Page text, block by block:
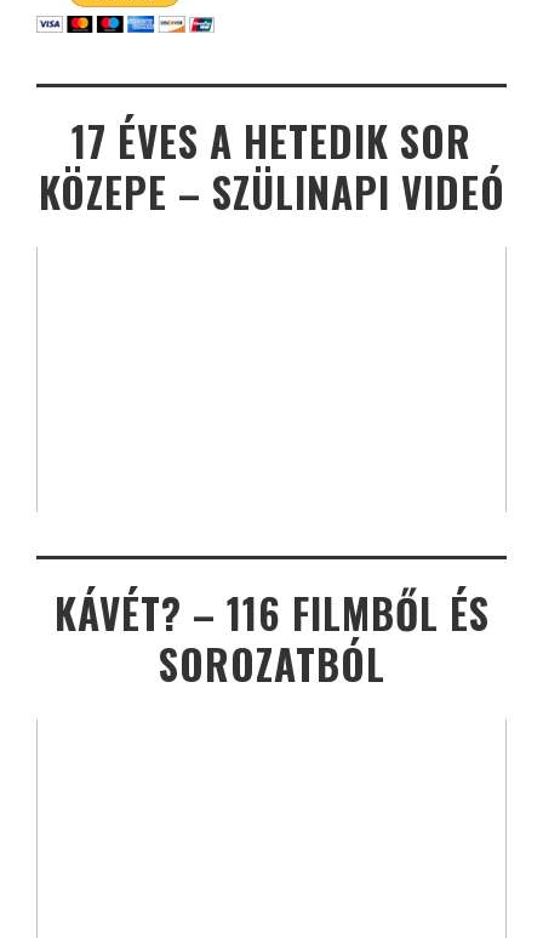
17 ÉVES A HETEDIK SOR
KÖZEPE – SZÜLINAPI VIDEÓ
KÁVÉT? – 116 FILMBŐL ÉS
SOROZATBÓL